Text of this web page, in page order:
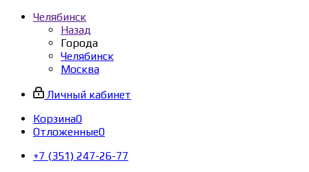
Челябинск
Назад
Города
Челябинск
Москва
Личный кабинет
Корзина0
Отложенные0
+7 (351) 247-26-77